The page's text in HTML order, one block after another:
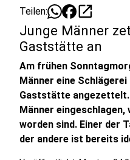
Teilen: open_in_new
Junge Männer
Gaststätte an
Am frühen
Männer eine
Gaststätte angezettelt.
Männer
worden sind. Einer der
der andere ist bereits